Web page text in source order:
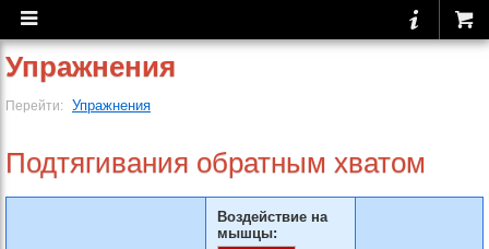
Упражнения
Перейти: Упражнения
Подтягивания обратным хватом
Воздействие на
мышцы: